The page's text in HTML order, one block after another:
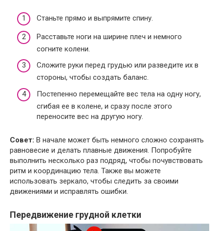
Станьте прямо и выпрямите спину.
Расставьте ноги на ширине плеч и немного
согните колени.
Сложите руки перед грудью или разведите их в
стороны, чтобы создать баланс.
Постепенно перемещайте вес тела на одну ногу,
сгибая ее в колене, и сразу после этого
переносите вес на другую ногу.
Совет: В начале может быть немного сложно сохранять
равновесие и делать плавные движения. Попробуйте
выполнить несколько раз подряд, чтобы почувствовать
ритм и координацию тела. Также вы можете
использовать зеркало, чтобы следить за своими
движениями и исправлять ошибки.
Передвижение грудной клетки